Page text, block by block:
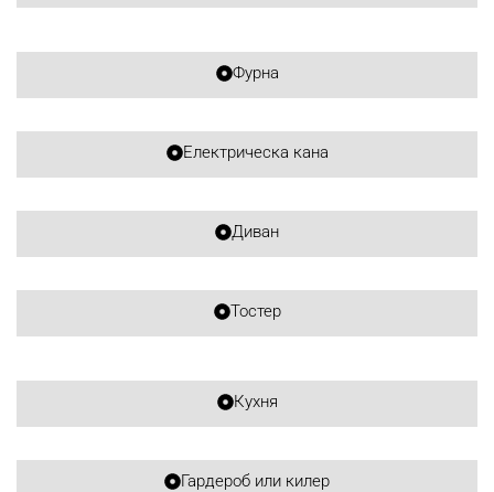
Тостер
Диван
Електрическа кана
Фурна
Гардероб или килер
Кухня